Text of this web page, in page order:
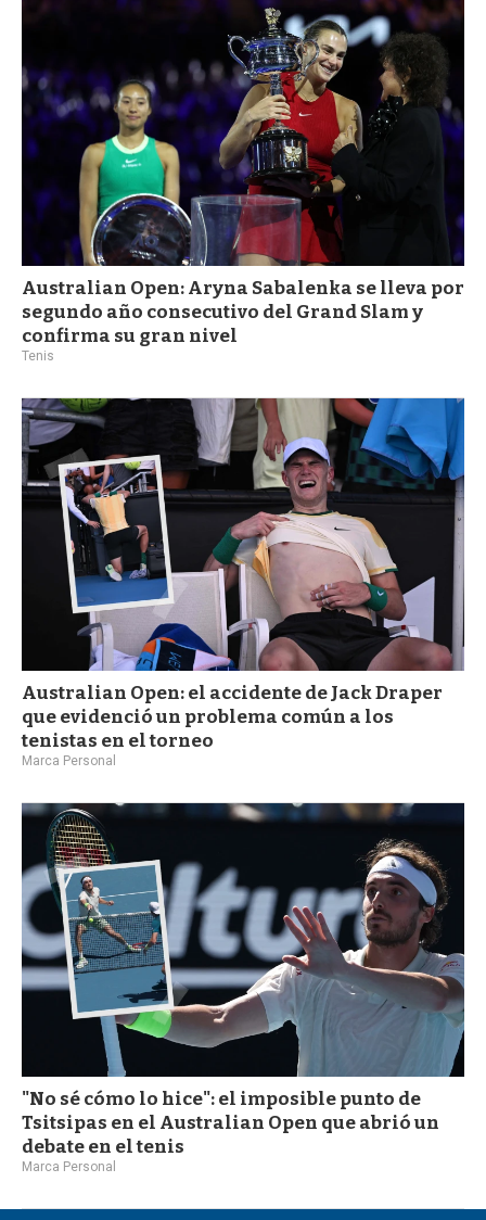
Australian Open: Aryna Sabalenka se lleva por
segundo año consecutivo del Grand Slam y
confirma su gran nivel
Tenis
Australian Open: el accidente de Jack Draper
que evidenció un problema común a los
tenistas en el torneo
Marca Personal
"No sé cómo lo hice": el imposible punto de
Tsitsipas en el Australian Open que abrió un
debate en el tenis
Marca Personal